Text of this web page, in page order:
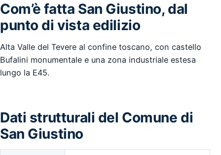
Com’è fatta San Giustino, dal
punto di vista edilizio
Alta Valle del Tevere al confine toscano, con castello
Bufalini monumentale e una zona industriale estesa
lungo la E45.
Dati strutturali del Comune di
San Giustino